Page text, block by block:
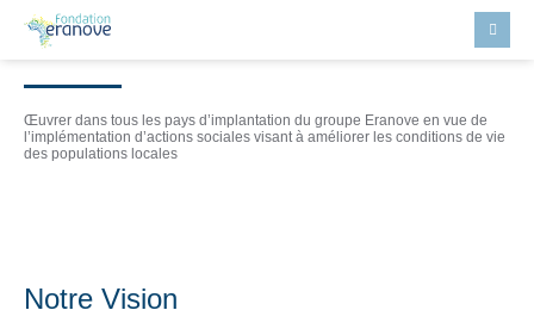
Présentation
Notre mission
Œuvrer dans tous les pays d’implantation du groupe Eranove en vue de
l’implémentation d’actions sociales visant à améliorer les conditions de vie
des populations locales
Notre Vision